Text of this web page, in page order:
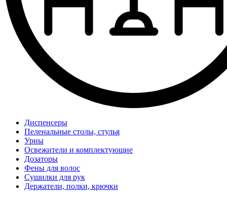
Диспенсеры
Пеленальные столы, стулья
Урны
Освежители и комплектующие
Дозаторы
Фены для волос
Сушилки для рук
Держатели, полки, крючки